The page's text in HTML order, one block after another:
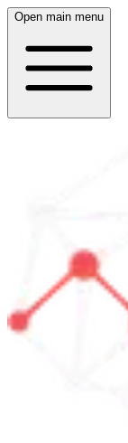
Open main menu